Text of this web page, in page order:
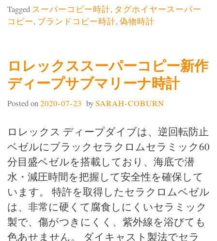
Tagged スーパーコピー時計, タグホイヤースーパー
コピー, ブランドコピー時計, 偽物時計
ロレックススーパーコピー新作
ディープサブマリーナ時計
Posted on2020-07-23 bySARAH-COBURN
ロレックス ディープダイブは、逆回転防止
ベゼルにブラックセラクロムセラミック60
分目盛ベゼルを搭載しており、海底で潜
水・減圧時間を把握して安全性を確保して
います。 特許を取得したセラクロムベゼル
は、非常に硬くて腐食しにくいセラミック
製で、傷がつきにくく、紫外線を浴びても
色あせません。 ダイキャスト製法でセラ